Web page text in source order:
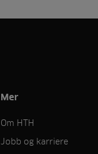
Mer
Om HTH
Jobb og karriere